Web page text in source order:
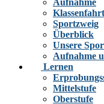
Sportzweig
Überblick
Unsere
Aufnahme
Lernen
Mittelstufe
Oberstufe